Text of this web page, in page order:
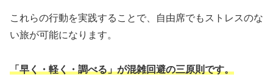
これらの行動を実践することで、自由席でもストレスのな
い旅が可能になります。
「早く・軽く・調べる」が混雑回避の三原則です。